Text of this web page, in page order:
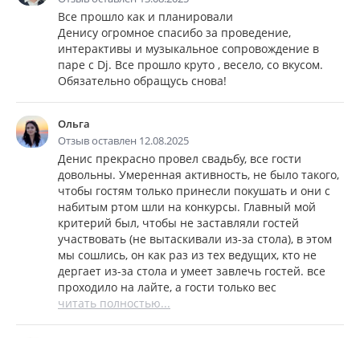
Все прошло как и планировали
Денису огромное спасибо за проведение,
интерактивы и музыкальное сопровождение в
паре с Dj. Все прошло круто , весело, со вкусом.
Обязательно обращусь снова!
Ольга
Отзыв оставлен 12.08.2025
Денис прекрасно провел свадьбу, все гости
довольны. Умеренная активность, не было такого,
чтобы гостям только принесли покушать и они с
набитым ртом шли на конкурсы. Главный мой
критерий был, чтобы не заставляли гостей
участвовать (не вытаскивали из-за стола), в этом
мы сошлись, он как раз из тех ведущих, кто не
дергает из-за стола и умеет завлечь гостей. все
проходило на лайте, а гости только вес
читать полностью...